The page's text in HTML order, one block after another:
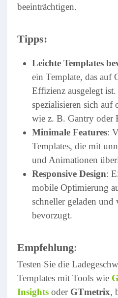
beeinträchtigen.
Tipps:
Leichte Templates
ein Template, das auf
Effizienz ausgelegt
spezialisieren sich auf
wie z. B. Gantry oder
Minimale Features:
Templates, die mit
und Animationen
Responsive Design:
mobile Optimierung
schneller geladen und
bevorzugt.
Empfehlung:
Testen Sie die
Templates mit Tools wie
Insights oder GTmetrix,